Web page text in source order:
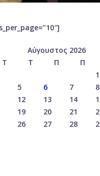
Αύγουστος 2026
Τ Τ Π Π
1
5 6 7 8
12 13 14
19 20 21
26 27 28